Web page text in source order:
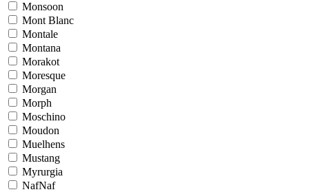
Monsoon
Mont Blanc
Montale
Montana
Morakot
Moresque
Morgan
Morph
Moschino
Moudon
Muelhens
Mustang
Myrurgia
NafNaf